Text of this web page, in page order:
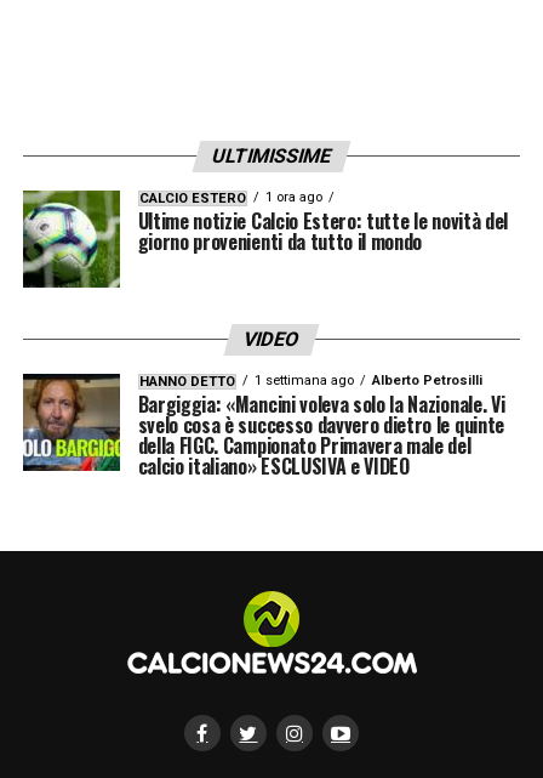
ULTIMISSIME
CALCIO ESTERO 1 ora ago
Ultime notizie Calcio Estero: tutte le novità del
giorno provenienti da tutto il mondo
VIDEO
HANNO DETTO 1 settimana ago Alberto Petrosilli
Bargiggia: «Mancini voleva solo la Nazionale. Vi
svelo cosa è successo davvero dietro le quinte
della FIGC. Campionato Primavera male del
calcio italiano» ESCLUSIVA e VIDEO